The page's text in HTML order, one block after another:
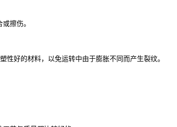
擦伤。
好的材料，以免运转中由于膨胀不同而产生裂纹。